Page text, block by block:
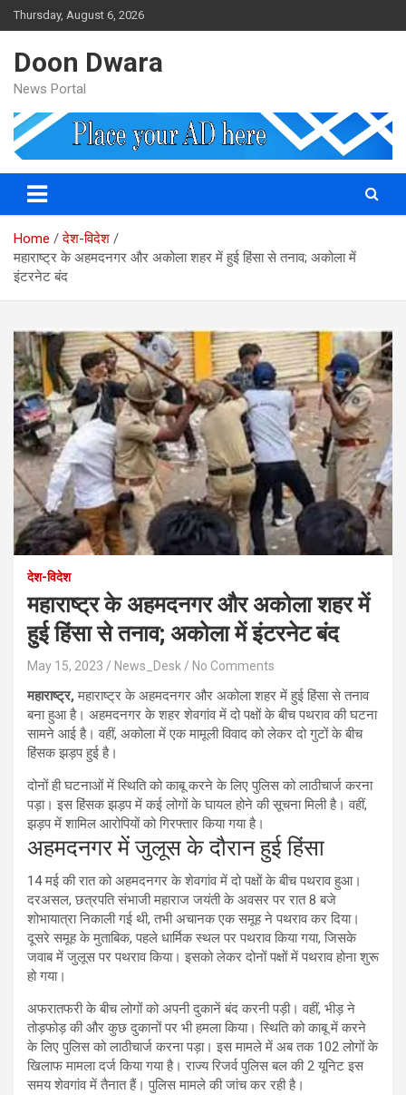
Skip
to
Thursday, August 6, 2026
Doon Dwara
News Portal
Home
देश-विदेश
महाराष्ट्र के अहमदनगर और अकोला शहर में हुई हिंसा से तनाव; अकोला में
इंटरनेट बंद
देश-विदेश
महाराष्ट्र के अहमदनगर और अकोला शहर में
हुई हिंसा से तनाव; अकोला में इंटरनेट बंद
May 15, 2023 News_Desk No Comments
महाराष्ट्र,महाराष्ट्र के अहमदनगर और अकोला शहर में हुई हिंसा से तनाव
बना हुआ है। अहमदनगर के शहर शेवगांव में दो पक्षों के बीच पथराव की घटना
सामने आई है। वहीं, अकोला में एक मामूली विवाद को लेकर दो गुटों के बीच
हिंसक झड़प हुई है।
दोनों ही घटनाओं में स्थिति को काबू करने के लिए पुलिस को लाठीचार्ज करना
पड़ा। इस हिंसक झड़प में कई लोगों के घायल होने की सूचना मिली है। वहीं,
झड़प में शामिल आरोपियों को गिरफ्तार किया गया है।
अहमदनगर में जुलूस के दौरान हुई हिंसा
14 मई की रात को अहमदनगर के शेवगांव में दो पक्षों के बीच पथराव हुआ।
दरअसल, छत्रपति संभाजी महाराज जयंती के अवसर पर रात 8 बजे
शोभायात्रा निकाली गई थी, तभी अचानक एक समूह ने पथराव कर दिया।
दूसरे समूह के मुताबिक, पहले धार्मिक स्थल पर पथराव किया गया, जिसके
जवाब में जुलूस पर पथराव किया। इसको लेकर दोनों पक्षों में पथराव होना शुरू
हो गया।
अफरातफरी के बीच लोगों को अपनी दुकानें बंद करनी पड़ी। वहीं, भीड़ ने
तोड़फोड़ की और कुछ दुकानों पर भी हमला किया। स्थिति को काबू में करने
के लिए पुलिस को लाठीचार्ज करना पड़ा। इस मामले में अब तक 102 लोगों के
खिलाफ मामला दर्ज किया गया है। राज्य रिजर्व पुलिस बल की 2 यूनिट इस
समय शेवगांव में तैनात हैं। पुलिस मामले की जांच कर रही है।